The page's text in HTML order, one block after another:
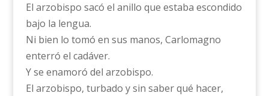
El arzobispo sacó el anillo que estaba escondido
bajo la lengua.
Ni bien lo tomó en sus manos, Carlomagno
enterró el cadáver.
Y se enamoró del arzobispo.
El arzobispo, turbado y sin saber qué hacer,